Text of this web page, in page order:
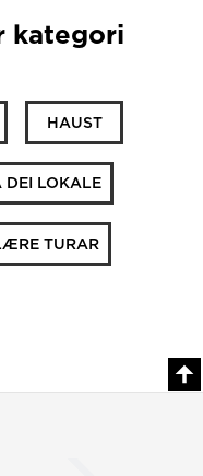
kategori
HAUST
DEI LOKALE
TURAR